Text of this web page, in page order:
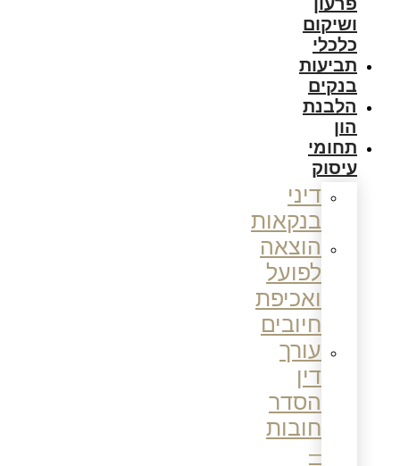
ושיקום
כלכלי
תביעות
בנקים
הלבנת
הון
תחומי
עיסוק
דיני
בנקאות
הוצאה
לפועל
ואכיפת
חיובים
עורך
דין
הסדר
חובות